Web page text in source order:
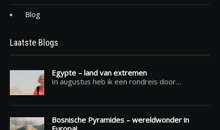
Blog
Laatste Blogs
Egypte – land van extremen
In augustus heb ik een rondreis door…
Bosnische Pyramides – wereldwonder in